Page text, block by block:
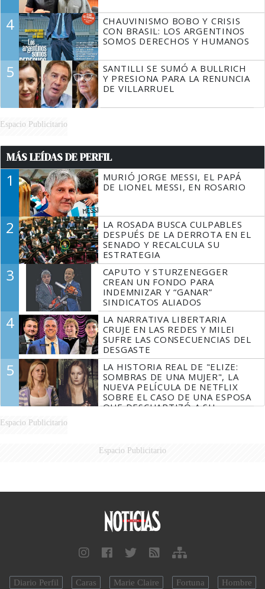
4
CHAUVINISMO BOBO Y CRISIS
CON BRASIL: LOS ARGENTINOS
SOMOS DERECHOS Y HUMANOS
5
SANTILLI SE SUMÓ A BULLRICH
Y PRESIONA PARA LA RENUNCIA
DE VILLARRUEL
Espacio Publicitario
MÁS LEÍDAS DE PERFIL
1
MURIÓ JORGE MESSI, EL PAPÁ
DE LIONEL MESSI, EN ROSARIO
2
LA ROSADA BUSCA CULPABLES
DESPUÉS DE LA DERROTA EN EL
SENADO Y RECALCULA SU
ESTRATEGIA
3
CAPUTO Y STURZENEGGER
CREAN UN FONDO PARA
INDEMNIZAR Y “GANAR”
SINDICATOS ALIADOS
4
LA NARRATIVA LIBERTARIA
CRUJE EN LAS REDES Y MILEI
SUFRE LAS CONSECUENCIAS DEL
DESGASTE
5
LA HISTORIA REAL DE "ELIZE:
SOMBRAS DE UNA MUJER", LA
NUEVA PELÍCULA DE NETFLIX
SOBRE EL CASO DE UNA ESPOSA
QUE DESCUARTIZÓ A SU
Espacio Publicitario
Espacio Publicitario
Diario Perfil Caras Marie Claire Fortuna Hombre